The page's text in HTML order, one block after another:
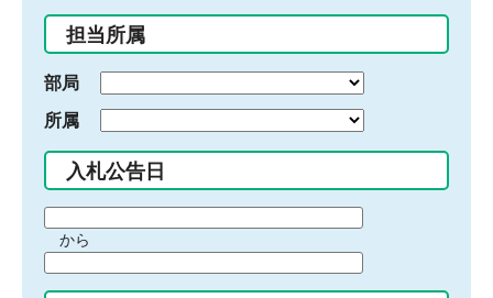
入
力
担当所属
部局
所属
入札公告日
間
始
から
間